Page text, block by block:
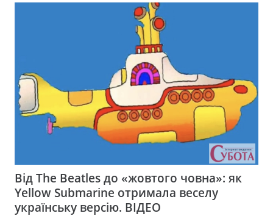
Від The Beatles до «жовтого човна»: як
Yellow Submarine отримала веселу
українську версію. ВІДЕО